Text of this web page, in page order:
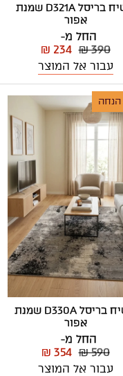
שטיח בריסל D321A שמנת
אפור
החל מ-
₪ 390
₪ 234
עבור אל המוצר
שטיח בריסל D330A שמנת
אפור
החל מ-
₪ 590
₪ 354
עבור אל המוצר